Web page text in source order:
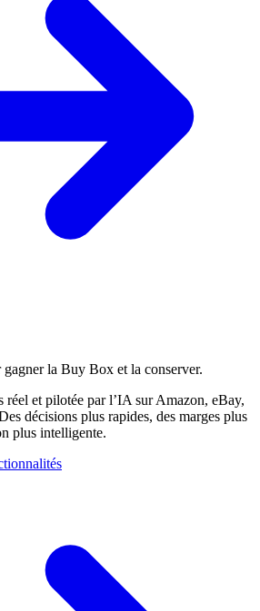
gagner la Buy Box et la conserver.
réel et pilotée par l’IA sur Amazon, eBay,
décisions plus rapides, des marges plus
plus intelligente.